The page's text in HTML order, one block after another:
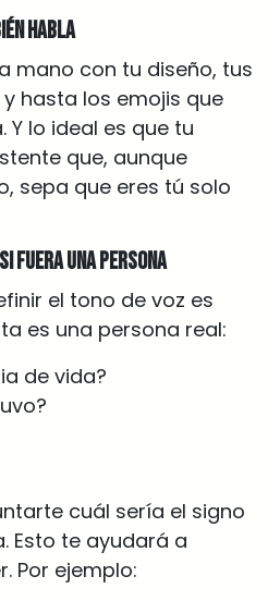
habla
mano con tu diseño, tus
hasta los emojis que
Y lo ideal es que tu
que, aunque
sepa que eres tú solo
fuera una persona
el tono de voz es
es una persona real:
de vida?
cuál sería el signo
Esto te ayudará a
Por ejemplo: